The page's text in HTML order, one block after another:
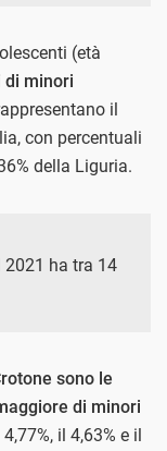
(età
di minori
il
con percentuali
della Liguria.
2021 ha tra 14
sono le
di minori
il 4,63% e il